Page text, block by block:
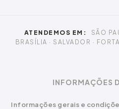
ATENDEMOS EM:
SÃO
BRASÍLIA · SALVADOR ·
INFORMAÇÕES
Informações gerais e